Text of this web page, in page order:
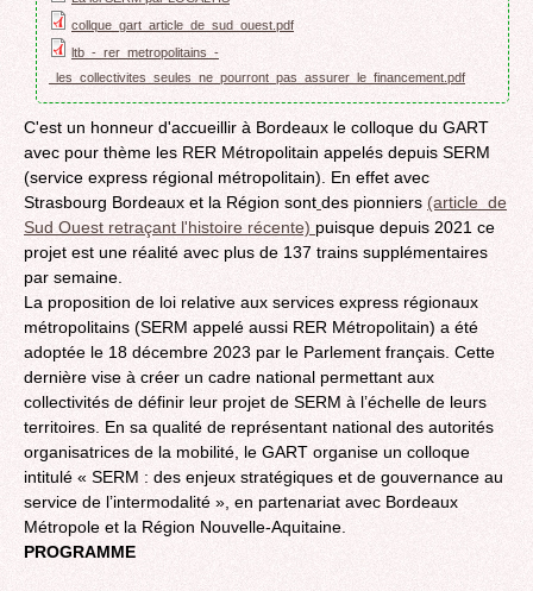
collque_gart_article_de_sud_ouest.pdf
ltb_-_rer_metropolitains_-
_les_collectivites_seules_ne_pourront_pas_assurer_le_financement.pdf
C'est un honneur d'accueillir à Bordeaux le colloque du GART
avec pour thème les RER Métropolitain appelés depuis SERM
(service express régional métropolitain). En effet avec
Strasbourg Bordeaux et la Région sont des pionniers (article de
Sud Ouest retraçant l'histoire récente) puisque depuis 2021 ce
projet est une réalité avec plus de 137 trains supplémentaires
par semaine.
La proposition de loi relative aux services express régionaux
métropolitains (SERM appelé aussi RER Métropolitain) a été
adoptée le 18 décembre 2023 par le Parlement français. Cette
dernière vise à créer un cadre national permettant aux
collectivités de définir leur projet de SERM à l’échelle de leurs
territoires. En sa qualité de représentant national des autorités
organisatrices de la mobilité, le GART organise un colloque
intitulé « SERM : des enjeux stratégiques et de gouvernance au
service de l’intermodalité », en partenariat avec Bordeaux
Métropole et la Région Nouvelle-Aquitaine.
PROGRAMME